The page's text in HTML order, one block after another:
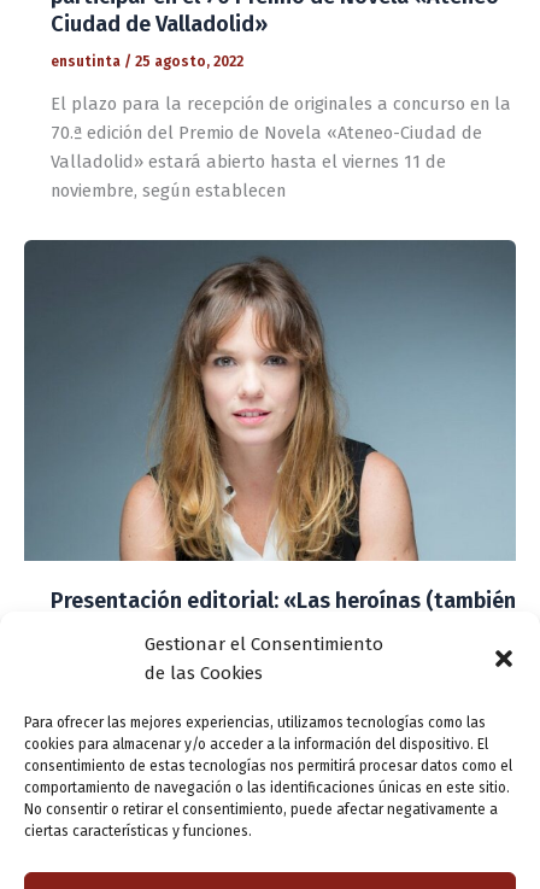
Gestionar el Consentimiento
de las Cookies
Para ofrecer las mejores experiencias, utilizamos tecnologías como las
cookies para almacenar y/o acceder a la información del dispositivo. El
consentimiento de estas tecnologías nos permitirá procesar datos como el
comportamiento de navegación o las identificaciones únicas en este sitio.
No consentir o retirar el consentimiento, puede afectar negativamente a
ciertas características y funciones.
Ciudad de Valladolid»
ensutinta / 25 agosto, 2022
El plazo para la recepción de originales a concurso en la
70.ª edición del Premio de Novela «Ateneo-Ciudad de
Valladolid» estará abierto hasta el viernes 11 de
noviembre, según establecen
Presentación editorial: «Las heroínas (también
24 mayo, 2022
en el marco de la 55 Feria del Libro de Valladolid, la
novela con la que ganó el 69 Premio de
1 2 Siguiente→